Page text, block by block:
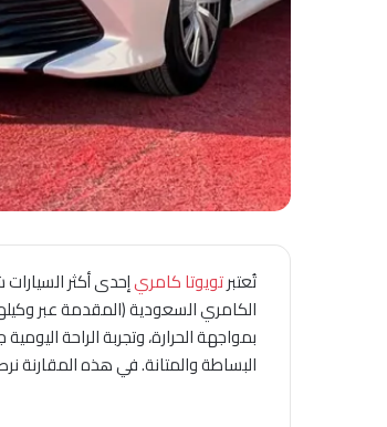
تُعتبرتويوتا كامريإحدى أكثر
الكامري السعودية (المقدمة عبر
بمواجهة الحرارة، وتجربة الراحة
البساطة والمتانة. في هذه المقارنة